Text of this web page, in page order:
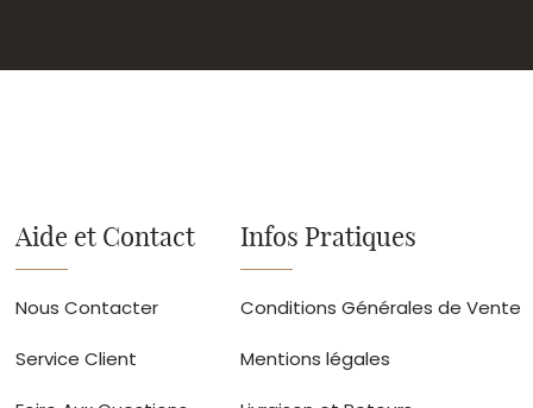
Aide et Contact
Nous Contacter
Service Client
Infos Pratiques
Conditions Générales de Vente
Mentions légales